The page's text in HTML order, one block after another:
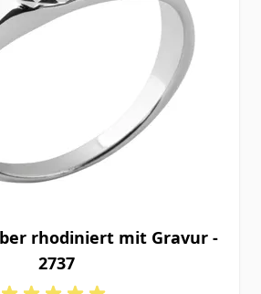
rhodiniert mit Gravur -
2737